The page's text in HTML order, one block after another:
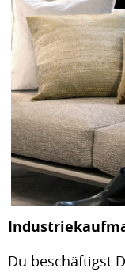
Du beschäftigst